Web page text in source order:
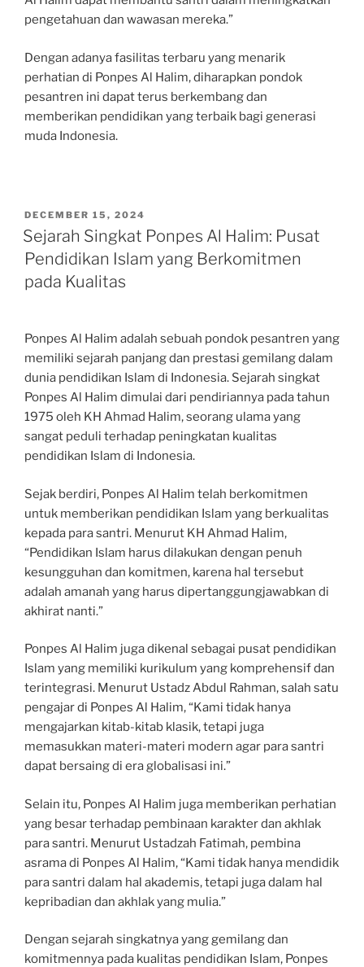
pengetahuan dan wawasan mereka.”
Dengan adanya fasilitas terbaru yang menarik
perhatian di Ponpes Al Halim, diharapkan pondok
pesantren ini dapat terus berkembang dan
memberikan pendidikan yang terbaik bagi generasi
muda Indonesia.
POSTED
ON
DECEMBER 15, 2024
Sejarah Singkat Ponpes Al Halim: Pusat
Pendidikan Islam yang Berkomitmen
pada Kualitas
Ponpes Al Halim adalah sebuah pondok pesantren yang
memiliki sejarah panjang dan prestasi gemilang dalam
dunia pendidikan Islam di Indonesia. Sejarah singkat
Ponpes Al Halim dimulai dari pendiriannya pada tahun
1975 oleh KH Ahmad Halim, seorang ulama yang
sangat peduli terhadap peningkatan kualitas
pendidikan Islam di Indonesia.
Sejak berdiri, Ponpes Al Halim telah berkomitmen
untuk memberikan pendidikan Islam yang berkualitas
kepada para santri. Menurut KH Ahmad Halim,
“Pendidikan Islam harus dilakukan dengan penuh
kesungguhan dan komitmen, karena hal tersebut
adalah amanah yang harus dipertanggungjawabkan di
akhirat nanti.”
Ponpes Al Halim juga dikenal sebagai pusat pendidikan
Islam yang memiliki kurikulum yang komprehensif dan
terintegrasi. Menurut Ustadz Abdul Rahman, salah satu
pengajar di Ponpes Al Halim, “Kami tidak hanya
mengajarkan kitab-kitab klasik, tetapi juga
memasukkan materi-materi modern agar para santri
dapat bersaing di era globalisasi ini.”
Selain itu, Ponpes Al Halim juga memberikan perhatian
yang besar terhadap pembinaan karakter dan akhlak
para santri. Menurut Ustadzah Fatimah, pembina
asrama di Ponpes Al Halim, “Kami tidak hanya mendidik
para santri dalam hal akademis, tetapi juga dalam hal
kepribadian dan akhlak yang mulia.”
Dengan sejarah singkatnya yang gemilang dan
komitmennya pada kualitas pendidikan Islam, Ponpes